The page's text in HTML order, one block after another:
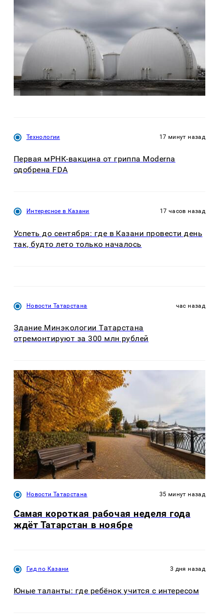
Технологии 17 минут назад
Первая мРНК-вакцина от гриппа Moderna
одобрена FDA
Интересное в Казани 17 часов назад
Успеть до сентября: где в Казани провести день
так, будто лето только началось
Новости Татарстана час назад
Здание Минэкологии Татарстана
отремонтируют за 300 млн рублей
Новости Татарстана 35 минут назад
Самая короткая рабочая неделя года
ждёт Татарстан в ноябре
Гид по Казани 3 дня назад
Юные таланты: где ребёнок учится с интересом